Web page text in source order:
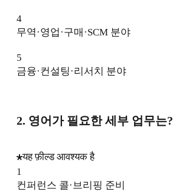
4
무역·영업·구매·SCM 분야
5
금융·컨설팅·리서치 분야
2. 영어가 필요한 세부 업무는?
यह फ़ील्ड आवश्यक है
1
컨퍼런스 콜·브리핑 준비